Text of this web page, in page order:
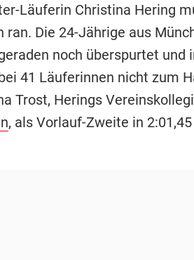
Läuferin Christina Hering
ran. Die 24-Jährige aus
noch überspurtet und
41 Läuferinnen nicht zum
Trost, Herings
, als Vorlauf-Zweite in